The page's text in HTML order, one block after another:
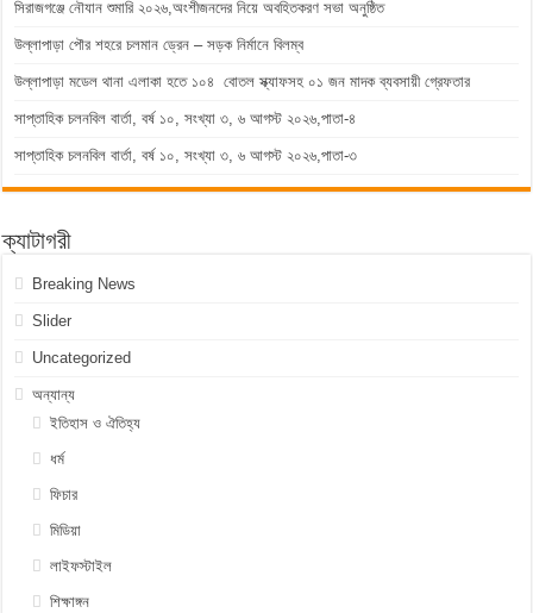
সিরাজগঞ্জে নৌযান শুমারি ২০২৬,অংশীজনদের নিয়ে অবহিতকরণ সভা অনুষ্ঠিত
উল্লাপাড়া পৌর শহরে চলমান ড্রেন – সড়ক নির্মানে বিলম্ব
উল্লাপাড়া মডেল থানা এলাকা হতে ১০৪ বোতল স্ক্যাফসহ ০১ জন মাদক ব্যবসায়ী গ্রেফতার
সাপ্তাহিক চলনবিল বার্তা, বর্ষ ১০, সংখ্যা ৩, ৬ আগস্ট ২০২৬,পাতা-৪
সাপ্তাহিক চলনবিল বার্তা, বর্ষ ১০, সংখ্যা ৩, ৬ আগস্ট ২০২৬,পাতা-৩
ক্যাটাগরী
Breaking News
Slider
Uncategorized
অন্যান্য
ইতিহাস ও ঐতিহ্য
ধর্ম
ফিচার
মিডিয়া
লাইফস্টাইল
শিক্ষাঙ্গন